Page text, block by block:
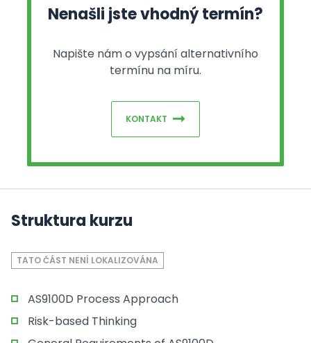
Nenašli jste vhodný termín?
Napište nám o vypsání alternativního
termínu na míru.
KONTAKT
Struktura kurzu
TATO ČÁST NENÍ LOKALIZOVÁNA
AS9100D Process Approach
Risk-based Thinking